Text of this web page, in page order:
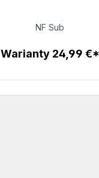
63,99 €
NF Sub
Warianty 24,99 €*